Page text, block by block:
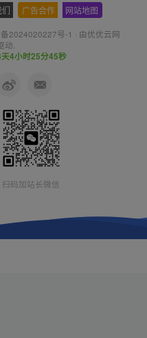
广告合作 网站地图
2024020227号-1 · 由优优云网
动.
4小时25分46秒
扫码加站长微信